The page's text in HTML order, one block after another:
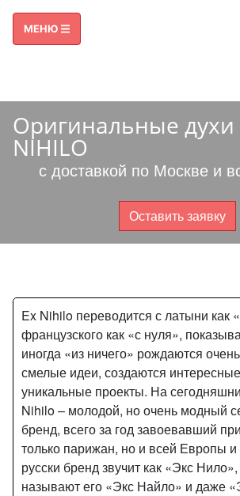
МЕНЮ
Оригинальные духи
NIHILO
с доставкой по Москве и
Оставить заявку
Ex Nihilo переводится с латыни как
французского как «с нуля»,
иногда «из ничего» рождаются
смелые идеи, создаются
уникальные проекты. На
Nihilo – молодой, но очень модный
бренд, всего за год завоевавший
только парижан, но и всей Европы
русски бренд звучит как «Экс
называют его «Экс Найло» и даже